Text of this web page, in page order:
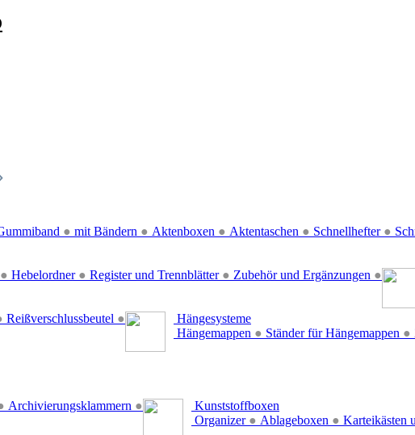
● mit Bändern ● Aktenboxen ● Aktentaschen ● Schnellhefter ●
● Hebelordner ● Register und Trennblätter ● Zubehör und Ergänzungen ●
Reißverschlussbeutel ●
Hängesysteme
Hängemappen ● Ständer für Hängemappen ●
Archivierungsklammern ●
Kunststoffboxen
Organizer ● Ablageboxen ● Karteikästen